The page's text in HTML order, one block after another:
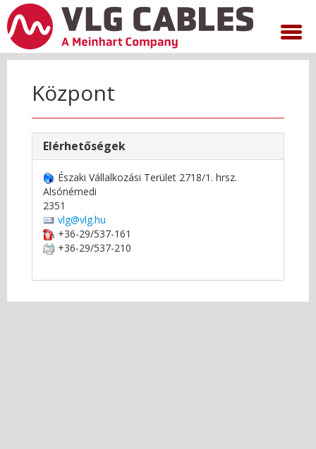
Központ
Elérhetőségek
Északi Vállalkozási Terület 2718/1. hrsz.
Alsónémedi
2351
vlg@vlg.hu
+36-29/537-161
+36-29/537-210